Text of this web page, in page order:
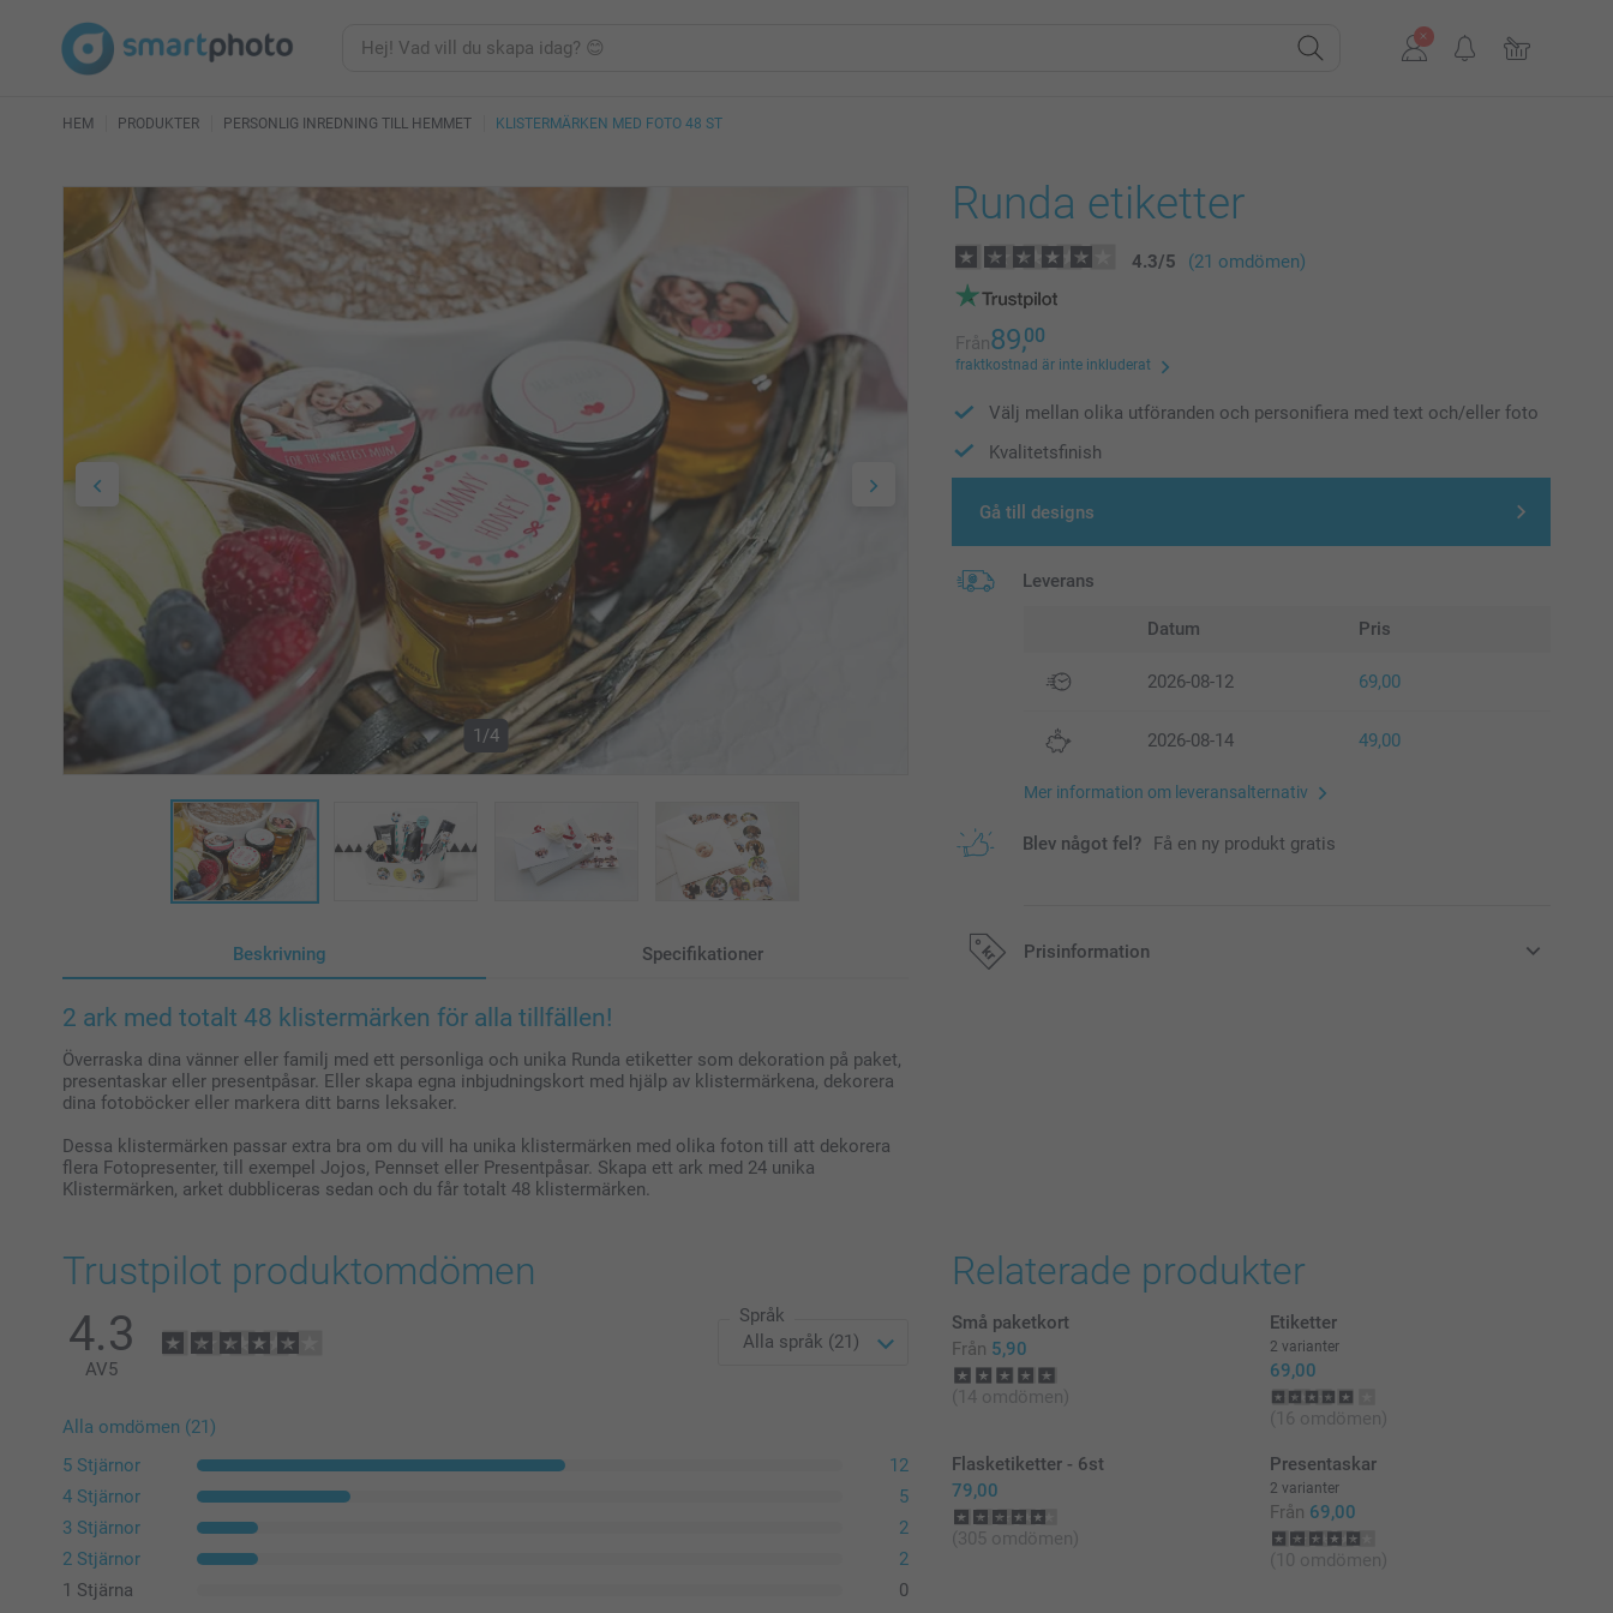
HEM PRODUKTER PERSONLIG INREDNING TILL HEMMET KLISTERMÄRKEN MED FOTO 48 ST
1/4
Beskrivning Specifikationer
2 ark med totalt 48 klistermärken för alla tillfällen!
Överraska dina vänner eller familj med ett personliga och unika Runda etiketter som dekoration på paket,
presentaskar eller presentpåsar. Eller skapa egna inbjudningskort med hjälp av klistermärkena, dekorera
dina fotoböcker eller markera ditt barns leksaker.
Dessa klistermärken passar extra bra om du vill ha unika klistermärken med olika foton till att dekorera
flera Fotopresenter, till exempel Jojos, Pennset eller Presentpåsar. Skapa ett ark med 24 unika
Klistermärken, arket dubbliceras sedan och du får totalt 48 klistermärken.
Runda etiketter
4.3/5 (21 omdömen)
Från89,00
fraktkostnad är inte inkluderat
Välj mellan olika utföranden och personifiera med text och/eller foto
Kvalitetsfinish
Gå till designs
Leverans
Datum Pris
2026-08-12 69,00
2026-08-14 49,00
Mer information om leveransalternativ
Blev något fel? Få en ny produkt gratis
Prisinformation
Trustpilot produktomdömen
4.3
AV5
Språk
Alla omdömen (21)
5 Stjärnor
12
4 Stjärnor
5
3 Stjärnor
2
2 Stjärnor
2
1 Stjärna
0
Relaterade produkter
Små paketkort
Från 5,90
(14 omdömen)
Etiketter
2 varianter
69,00
(16 omdömen)
Flasketiketter - 6st
79,00
(305 omdömen)
Presentaskar
2 varianter
Från 69,00
(10 omdömen)